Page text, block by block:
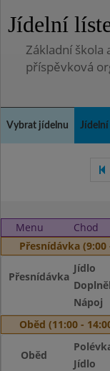
Jídelní
Základní škola
příspěvková
Vybrat jídelnu
Menu Chod
Přesnídávka (9:00
Přesnídávka
Jídlo
Nápoj
Oběd (11:00 -
Oběd
Jídlo